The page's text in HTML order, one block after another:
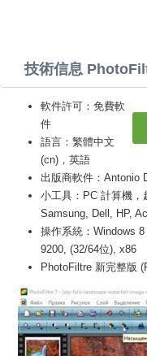
技術信息
軟件許可：免費軟
件
語言：繁體中文
(cn)，英語
出版商軟件：Antonio
小工具：PC 計算機，
Samsung, Dell, HP,
操作系統：Windows
9200, (32/64位), x86
PhotoFiltre 新完整版